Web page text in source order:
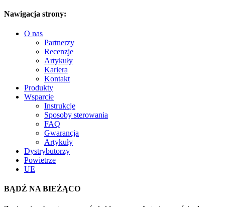
Nawigacja strony:
O nas
Partnerzy
Recenzje
Artykuły
Kariera
Kontakt
Produkty
Wsparcie
Instrukcje
Sposoby sterowania
FAQ
Gwarancja
Artykuły
Dystrybutorzy
Powietrze
UE
BĄDŹ NA BIEŻĄCO